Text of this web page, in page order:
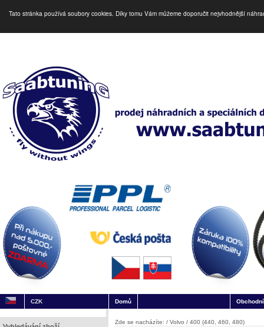
Tato stránka používá soubory cookies. Díky tomu Vám můžeme doporučit nejvhodnější
CZK Domů
Zde se nacházíte: / Volvo / 400 (440, 460, 480)